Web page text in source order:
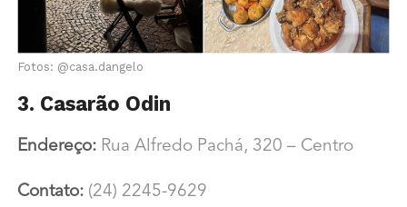
Fotos: @casa.dangelo
3. Casarão Odin
Endereço:Rua Alfredo Pachá, 320 – Centro
Contato:(24) 2245-9629